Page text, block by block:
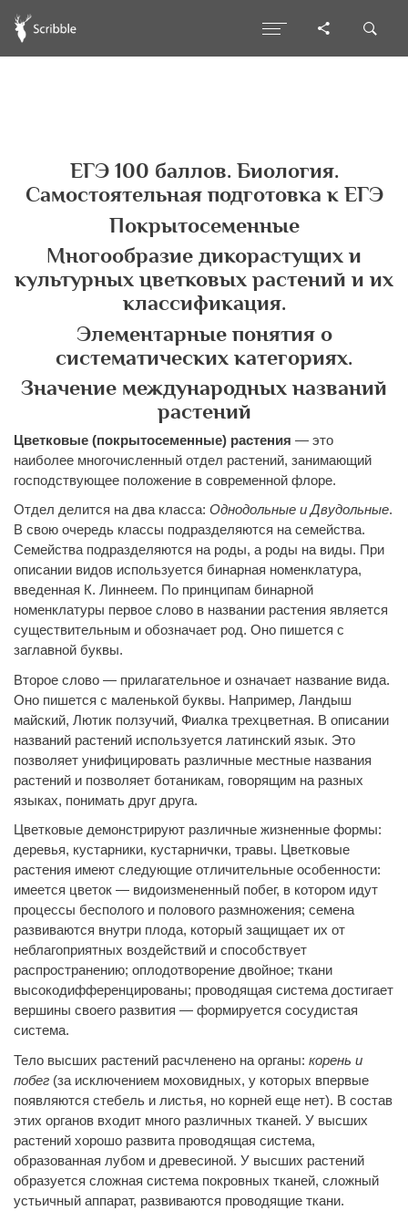
ЕГЭ 100 баллов. Биология.
Самостоятельная подготовка к ЕГЭ
Покрытосеменные
Многообразие дикорастущих и
культурных цветковых растений и их
классификация.
Элементарные понятия о
систематических категориях.
Значение международных названий
растений
Цветковые (покрытосеменные) растения — это
наиболее многочисленный отдел растений, занимающий
господствующее положение в современной флоре.
Отдел делится на два класса: Однодольные и Двудольные.
В свою очередь классы подразделяются на семейства.
Семейства подразделяются на роды, а роды на виды. При
описании видов используется бинарная номенклатура,
введенная К. Линнеем. По принципам бинарной
номенклатуры первое слово в названии растения является
существительным и обозначает род. Оно пишется с
заглавной буквы.
Второе слово — прилагательное и означает название вида.
Оно пишется с маленькой буквы. Например, Ландыш
майский, Лютик ползучий, Фиалка трехцветная. В описании
названий растений используется латинский язык. Это
позволяет унифицировать различные местные названия
растений и позволяет ботаникам, говорящим на разных
языках, понимать друг друга.
Цветковые демонстрируют различные жизненные формы:
деревья, кустарники, кустарнички, травы. Цветковые
растения имеют следующие отличительные особенности:
имеется цветок — видоизмененный побег, в котором идут
процессы бесполого и полового размножения; семена
развиваются внутри плода, который защищает их от
неблагоприятных воздействий и способствует
распространению; оплодотворение двойное; ткани
высокодифференцированы; проводящая система достигает
вершины своего развития — формируется сосудистая
система.
Тело высших растений расчленено на органы: корень и
побег (за исключением моховидных, у которых впервые
появляются стебель и листья, но корней еще нет). В состав
этих органов входит много различных тканей. У высших
растений хорошо развита проводящая система,
образованная лубом и древесиной. У высших растений
образуется сложная система покровных тканей, сложный
устьичный аппарат, развиваются проводящие ткани.